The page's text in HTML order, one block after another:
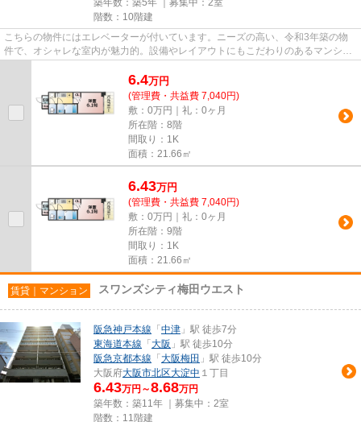
築年数：築5年 ｜募集中： 2室
階数：10階建
こちらの物件にはエレベーターが付いています。ニーズの高い、令和3年築の物
件で、オシャレな室内が魅力的。設備やレイアウトにもこだわりのあるマンショ
6.4万円
(管理費・共益費 7,040円)
敷：0万円｜礼：0ヶ月
所在階：8階
間取り：1K
面積：21.66㎡
6.43万円
(管理費・共益費 7,040円)
敷：0万円｜礼：0ヶ月
所在階：9階
間取り：1K
面積：21.66㎡
賃貸｜マンション スワンズシティ梅田ウエスト
阪急神戸本線 「 中津 」駅 徒歩7分
東海道本線 「 大阪 」駅 徒歩10分
阪急京都本線 「 大阪梅田 」駅 徒歩10分
大阪府大阪市北区大淀中 １丁目
6.43万円～8.68万円
築年数：築11年 ｜募集中： 2室
階数：11階建